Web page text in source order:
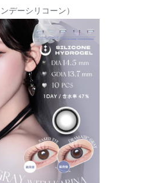
デーシリコーン）